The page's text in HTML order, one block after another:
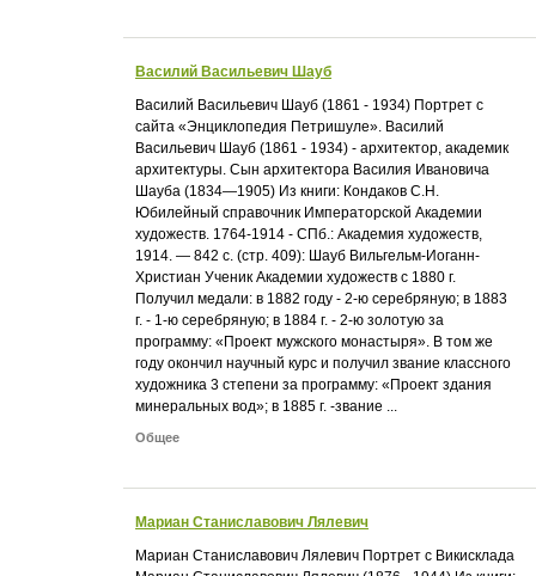
Василий Васильевич Шауб
Василий Васильевич Шауб (1861 - 1934) Портрет с
сайта «Энциклопедия Петришуле». Василий
Васильевич Шауб (1861 - 1934) - архитектор, академик
архитектуры. Сын архитектора Василия Ивановича
Шауба (1834—1905) Из книги: Кондаков С.Н.
Юбилейный справочник Императорской Академии
художеств. 1764-1914 - СПб.: Академия художеств,
1914. — 842 с. (стр. 409): Шауб Вильгельм-Иоганн-
Христиан Ученик Академии художеств с 1880 г.
Получил медали: в 1882 году - 2-ю серебряную; в 1883
г. - 1-ю серебряную; в 1884 г. - 2-ю золотую за
программу: «Проект мужского монастыря». В том же
году окончил научный курс и получил звание классного
художника 3 степени за программу: «Проект здания
минеральных вод»; в 1885 г. -звание ...
Общее
Мариан Станиславович Лялевич
Мариан Станиславович Лялевич Портрет с Викисклада